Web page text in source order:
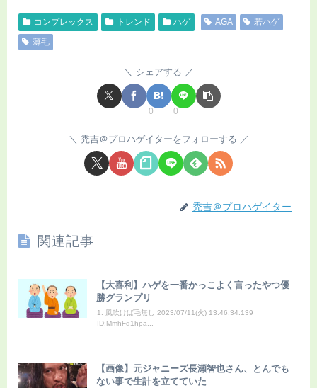
コンプレックス トレンド ハゲ AGA
若ハゲ
薄毛
シェアする
0 0
禿吉＠プロハゲイターをフォローする
禿吉＠プロハゲイター
関連記事
【大喜利】ハゲを一番かっこよく言ったやつ優
勝グランプリ
1: 風吹けば毛無し 2023/07/11(火) 13:46:34.139
ID:MmhFq1hpa...
【画像】元ジャニーズ長瀬智也さん、とんでも
ない事で生計を立てていた